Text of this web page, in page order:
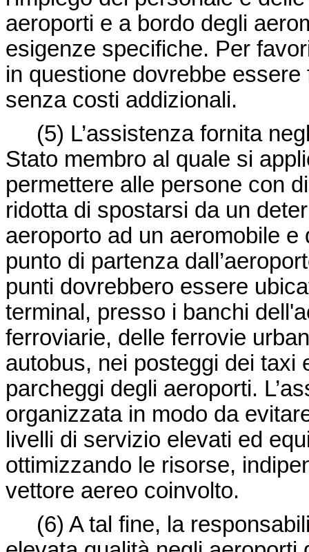
aeroporti e a bordo degli
esigenze specifiche. Per
in questione dovrebbe
senza costi addizionali.
(5) L’assistenza fornita
Stato membro al quale si
permettere alle persone con
ridotta di spostarsi da un
aeroporto ad un aeromobile e
punto di partenza
punti dovrebbero essere
terminal, presso i banchi
ferroviarie, delle ferrovie
autobus, nei posteggi dei taxi
parcheggi degli aeroporti.
organizzata in modo da
livelli di servizio elevati ed
ottimizzando le risorse,
vettore aereo coinvolto.
(6) A tal fine, la